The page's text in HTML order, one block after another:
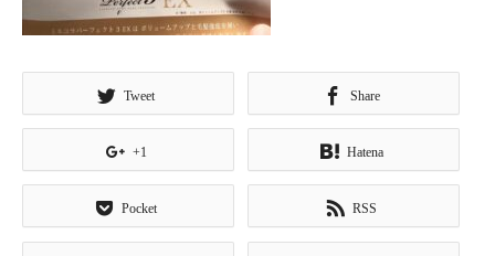
Tweet Share
+1 Hatena
Pocket RSS